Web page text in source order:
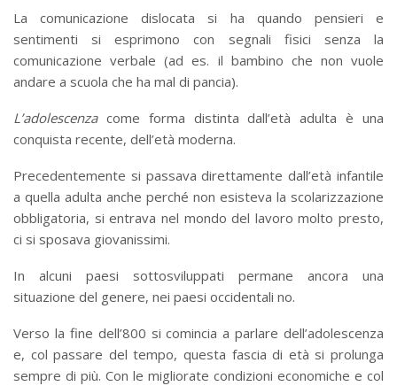
La comunicazione dislocata si ha quando pensieri e
sentimenti si esprimono con segnali fisici senza la
comunicazione verbale (ad es. il bambino che non vuole
andare a scuola che ha mal di pancia).
L’adolescenzacome forma distinta dall’età adulta è una
conquista recente, dell’età moderna.
Precedentemente si passava direttamente dall’età infantile
a quella adulta anche perché non esisteva la scolarizzazione
obbligatoria, si entrava nel mondo del lavoro molto presto,
ci si sposava giovanissimi.
In alcuni paesi sottosviluppati permane ancora una
situazione del genere, nei paesi occidentali no.
Verso la fine dell’800 si comincia a parlare dell’adolescenza
e, col passare del tempo, questa fascia di età si prolunga
sempre di più. Con le migliorate condizioni economiche e col